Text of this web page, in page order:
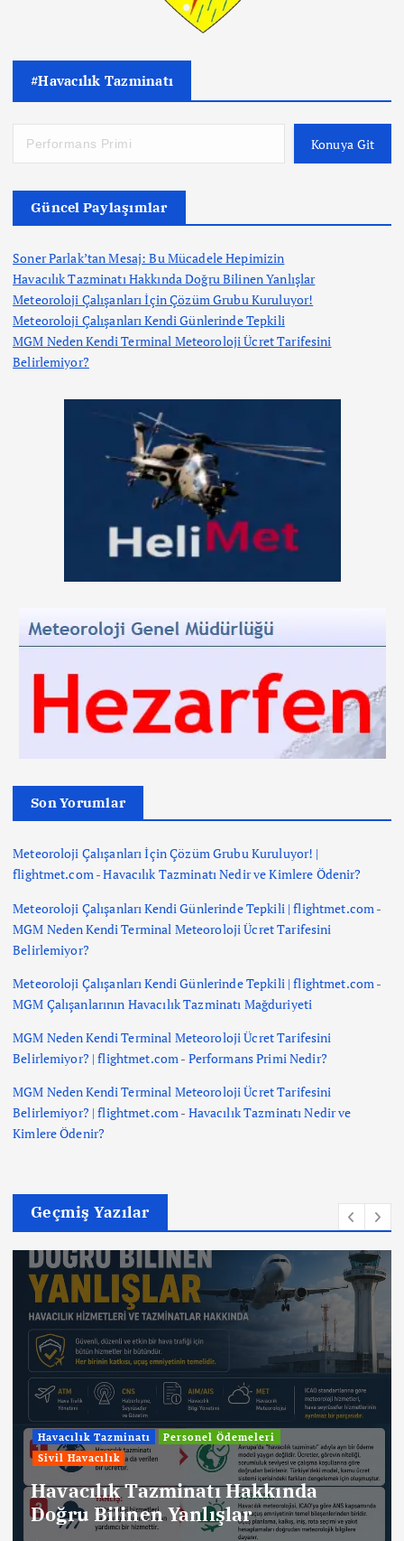
#Havacılık Tazminatı
Konuya Git
Güncel Paylaşımlar
Soner Parlak’tan Mesaj: Bu Mücadele Hepimizin
Havacılık Tazminatı Hakkında Doğru Bilinen Yanlışlar
Meteoroloji Çalışanları İçin Çözüm Grubu Kuruluyor!
Meteoroloji Çalışanları Kendi Günlerinde Tepkili
MGM Neden Kendi Terminal Meteoroloji Ücret Tarifesini
Belirlemiyor?
Son Yorumlar
Meteoroloji Çalışanları İçin Çözüm Grubu Kuruluyor! |
flightmet.com-Havacılık Tazminatı Nedir ve Kimlere Ödenir?
Meteoroloji Çalışanları Kendi Günlerinde Tepkili | flightmet.com -
MGM Neden Kendi Terminal Meteoroloji Ücret Tarifesini
Belirlemiyor?
Meteoroloji Çalışanları Kendi Günlerinde Tepkili | flightmet.com -
MGM Çalışanlarının Havacılık Tazminatı Mağduriyeti
MGM Neden Kendi Terminal Meteoroloji Ücret Tarifesini
Belirlemiyor? | flightmet.com - Performans Primi Nedir?
MGM Neden Kendi Terminal Meteoroloji Ücret Tarifesini
Belirlemiyor? | flightmet.com - Havacılık Tazminatı Nedir ve
Kimlere Ödenir?
Geçmiş Yazılar
Havacılık Tazminatı
Personel Ödemeleri
Sivil Havacılık
Havacılık Tazminatı Hakkında
Doğru Bilinen Yanlışlar